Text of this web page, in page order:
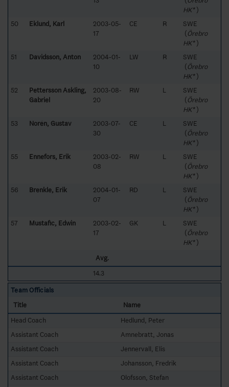
HK*)
50
Eklund, Karl
2003-05-
17
CE R
SWE
(Örebro
HK*)
51
Davidsson, Anton
2004-01-
10
LW R
SWE
(Örebro
HK*)
52
Pettersson Askling,
Gabriel
2003-08-
20
RW L
SWE
(Örebro
HK*)
53
Norén, Gustav
2003-07-
30
CE L
SWE
(Örebro
HK*)
55
Ennefors, Erik
2003-02-
08
RW L
SWE
(Örebro
HK*)
56
Brenkle, Erik
2004-01-
07
RD L
SWE
(Örebro
HK*)
57
Mustafic, Edwin
2003-02-
17
GK L
SWE
(Örebro
HK*)
Avg.
14.3
Team Officials
Title
Name
Head Coach
Hedlund, Peter
Assistant Coach
Amnebratt, Jonas
Assistant Coach
Jennervall, Elis
Assistant Coach
Johansson, Fredrik
Assistant Coach
Olofsson, Stefan